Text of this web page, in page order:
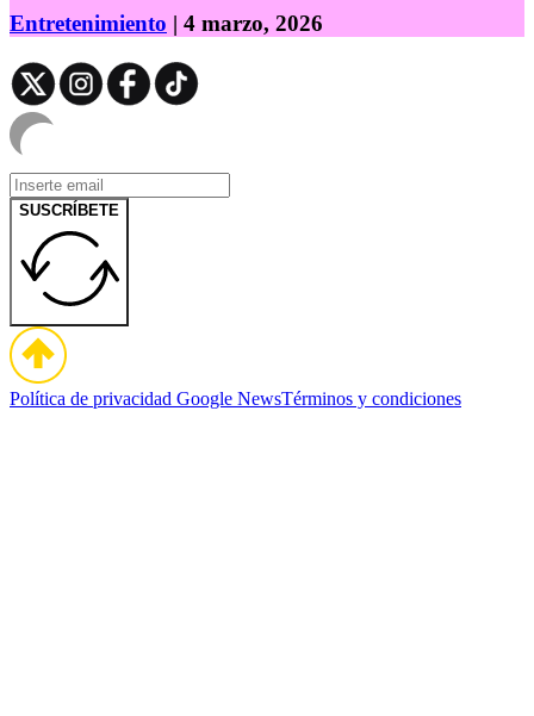
Entretenimiento | 4 marzo, 2026
SUSCRÍBETE
Política de privacidad Google NewsTérminos y condiciones